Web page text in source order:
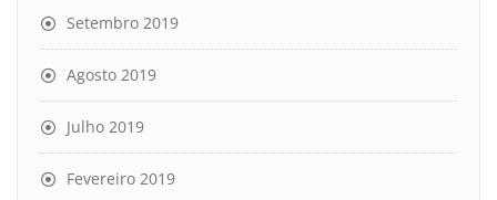
Setembro 2019
Agosto 2019
Julho 2019
Fevereiro 2019